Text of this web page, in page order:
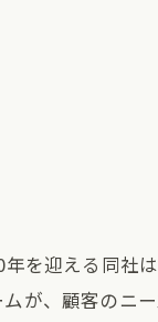
を迎える同社
が、顧客のニ